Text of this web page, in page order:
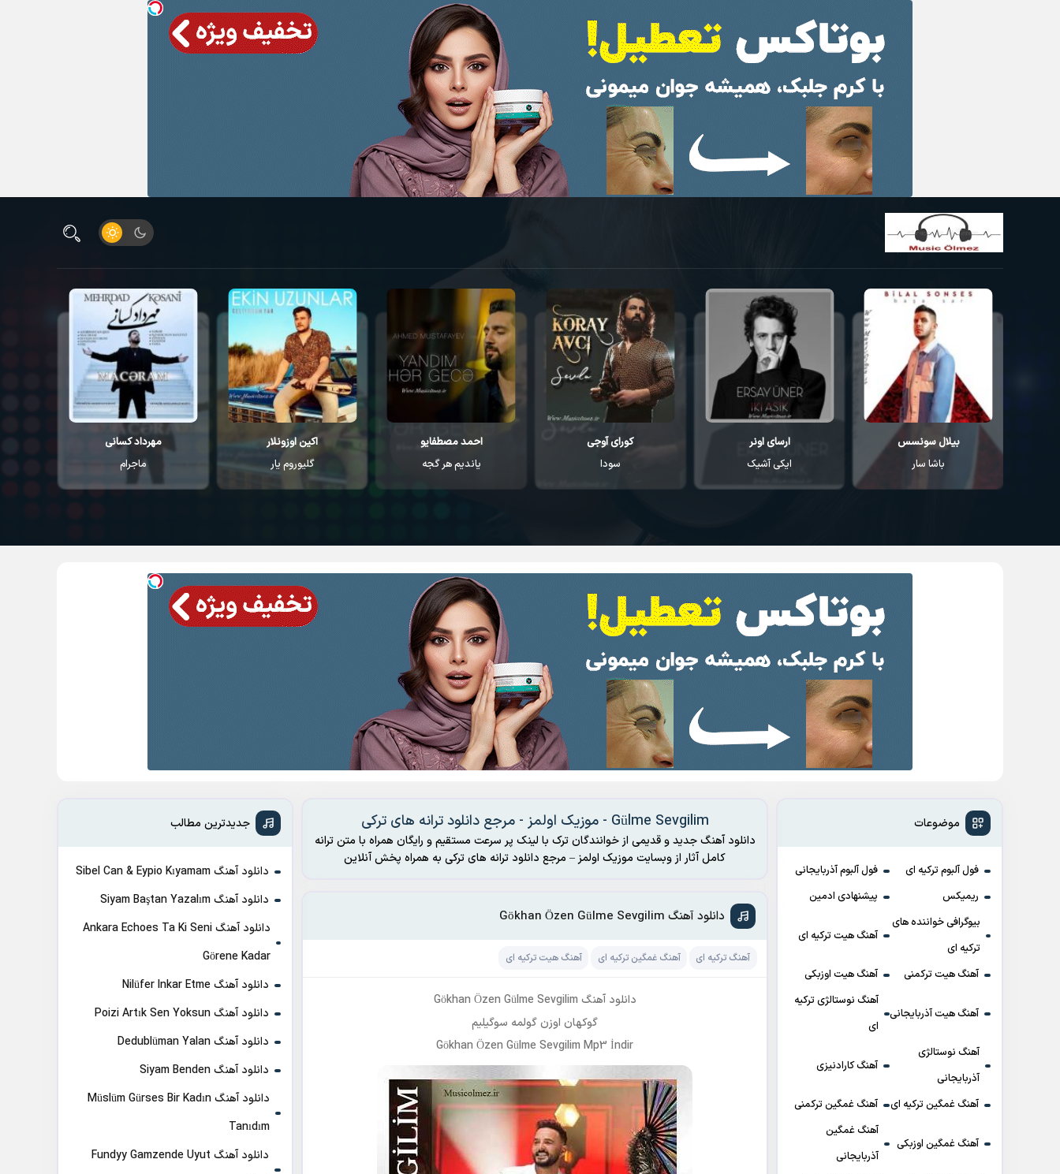
بیلال سونسس
باشا سار
ارسای اونر
ایکی آشیک
کورای آوجی
سودا
احمد مصطفایو
یاندیم هر گجه
اکین اوزونلار
گلیوروم یار
مهرداد کسانی
ماجرام
موضوعات
فول آلبوم ترکیه ای
فول آلبوم آذربایجانی
ریمیکس
پیشنهادی ادمین
بیوگرافی خواننده های
ترکیه ای
آهنگ هیت ترکیه ای
آهنگ هیت ترکمنی آهنگ هیت اوزبکی
آهنگ هیت آذربایجانی
آهنگ نوستالژی ترکیه
ای
آهنگ نوستالژی
آذربایجانی
آهنگ کارادنیزی
آهنگ غمگین ترکیه ای آهنگ غمگین ترکمنی
آهنگ غمگین اوزبکی
آهنگ غمگین
آذربایجانی
Gülme Sevgilim - موزیک اولمز - مرجع دانلود ترانه های ترکی
دانلود آهنگ جدید و قدیمی از خوانندگان ترک با لینک پر سرعت مستقیم و رایگان همراه با متن ترانه
کامل آثار از وبسایت موزیک اولمز – مرجع دانلود ترانه های ترکی به همراه پخش آنلاین
دانلود آهنگ Gökhan Özen Gülme Sevgilim
آهنگ ترکیه ای آهنگ غمگین ترکیه ای آهنگ هیت ترکیه ای
دانلود آهنگ Gökhan Özen Gülme Sevgilim
گوکهان اوزن گولمه سوگیلیم
Gökhan Özen Gülme Sevgilim Mp3 İndir
جدیدترین مطالب
دانلود آهنگ Sibel Can & Eypio Kıyamam
دانلود آهنگ Siyam Baştan Yazalım
دانلود آهنگ Ankara Echoes Ta Ki Seni
Görene Kadar
دانلود آهنگ Nilüfer Inkar Etme
دانلود آهنگ Poizi Artık Sen Yoksun
دانلود آهنگ Dedublüman Yalan
دانلود آهنگ Siyam Benden
دانلود آهنگ Müslüm Gürses Bir Kadın
Tanıdım
دانلود آهنگ Fundyy Gamzende Uyut